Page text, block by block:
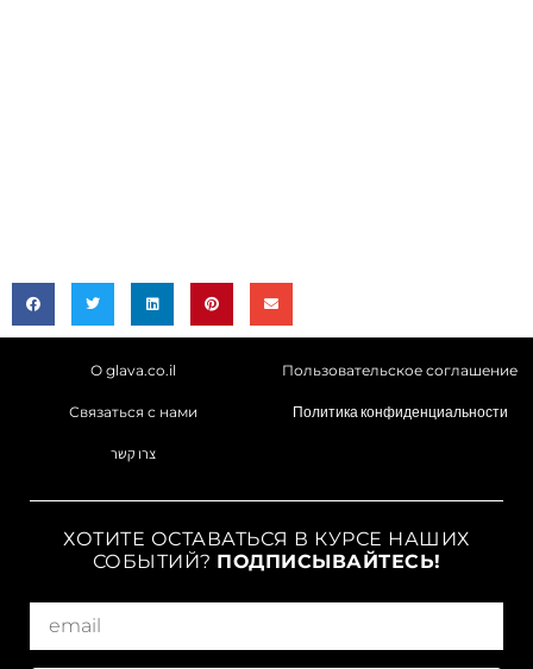
О glava.co.il
Связаться с нами
Пользовательское соглашение
Политика конфиденциальности
צרו קשר
ХОТИТЕ ОСТАВАТЬСЯ В КУРСЕ НАШИХ
СОБЫТИЙ? ПОДПИСЫВАЙТЕСЬ!